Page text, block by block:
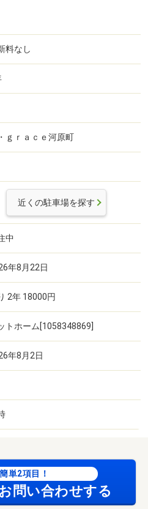
料なし
ｇｒａｃｅ河原町
近くの駐車場を探す
中
年8月22日
2年 18000円
トホーム[1058348869]
年8月2日
単2項目！
問い合わせする